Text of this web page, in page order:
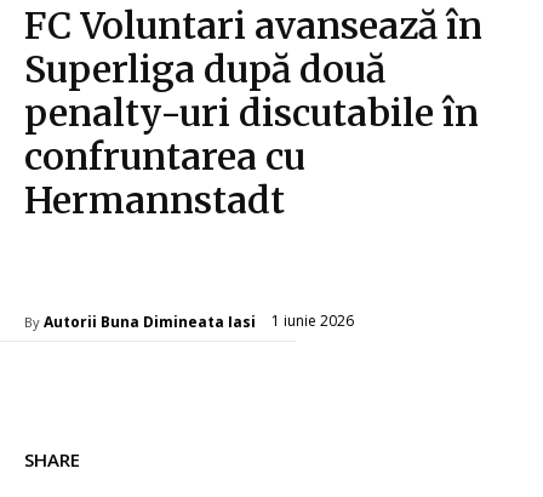
FC Voluntari avansează în
Superliga după două
penalty-uri discutabile în
confruntarea cu
Hermannstadt
By Autorii Buna Dimineata Iasi 1 iunie 2026
SHARE